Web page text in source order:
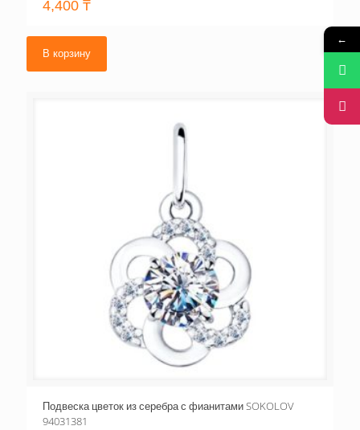
4,400 ₸
В корзину
Подвеска цветок из серебра с фианитами SOKOLOV
94031381
←